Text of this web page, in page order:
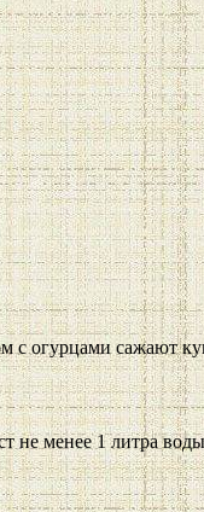
с огурцами сажают
менее 1 литра